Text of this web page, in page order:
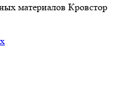
материалов Кровстор